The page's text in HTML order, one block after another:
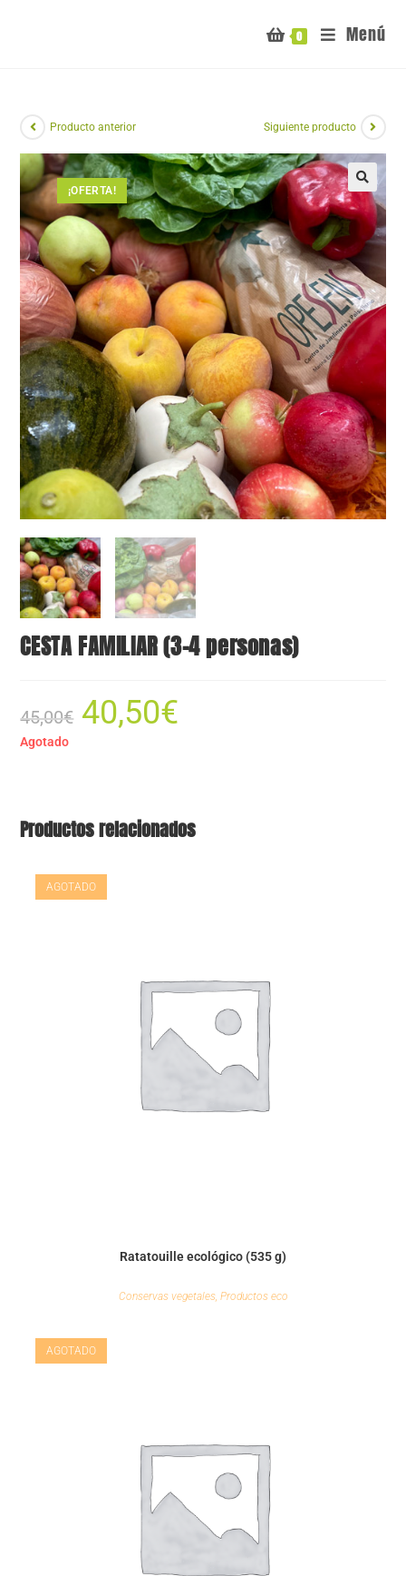
0 Menú
¡OFERTA!
Producto anterior Siguiente producto
🔍
CESTA FAMILIAR (3-4 personas)
45,00€ 40,50€
Agotado
Productos relacionados
AGOTADO
Ratatouille ecológico (535 g)
Conservas vegetales, Productos eco
AGOTADO